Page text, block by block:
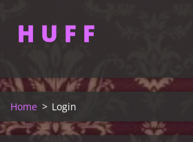
H U F F
Home > Login